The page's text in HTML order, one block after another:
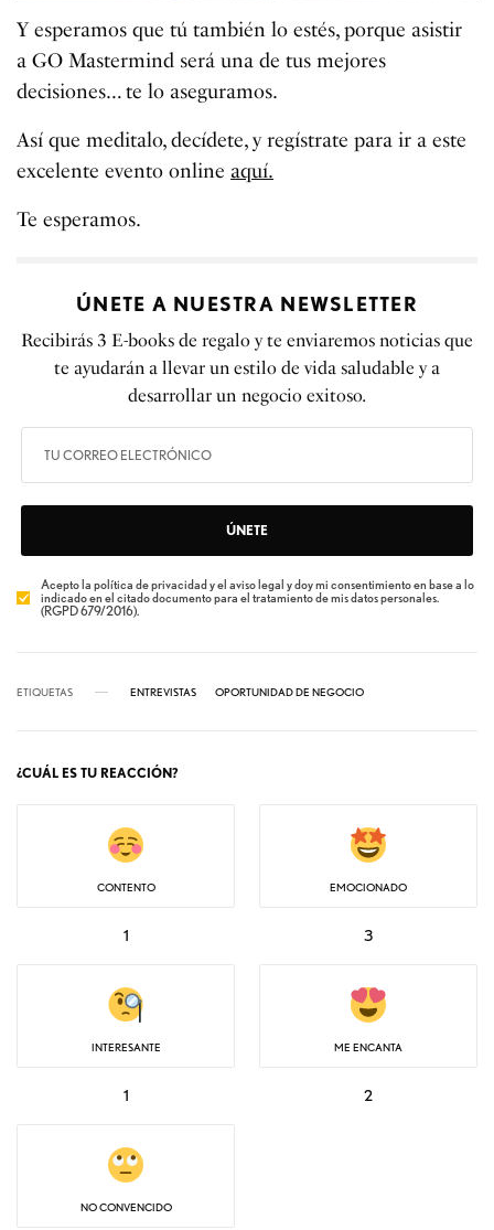
Y esperamos que tú también lo estés, porque asistir
a GO Mastermind será una de tus mejores
decisiones… te lo aseguramos.
Así que meditalo, decídete, y regístrate para ir a este
excelente evento online aquí.
Te esperamos.
ÚNETE A NUESTRA NEWSLETTER
Recibirás 3 E-books de regalo y te enviaremos noticias que
te ayudarán a llevar un estilo de vida saludable y a
desarrollar un negocio exitoso.
ÚNETE
Acepto la política de privacidad y el aviso legal y doy mi consentimiento en base a lo
indicado en el citado documento para el tratamiento de mis datos personales.
(RGPD 679/2016).
ETIQUETAS ENTREVISTAS OPORTUNIDAD DE NEGOCIO
¿CUÁL ES TU REACCIÓN?
CONTENTO
1
EMOCIONADO
3
INTERESANTE
1
ME ENCANTA
2
NO CONVENCIDO